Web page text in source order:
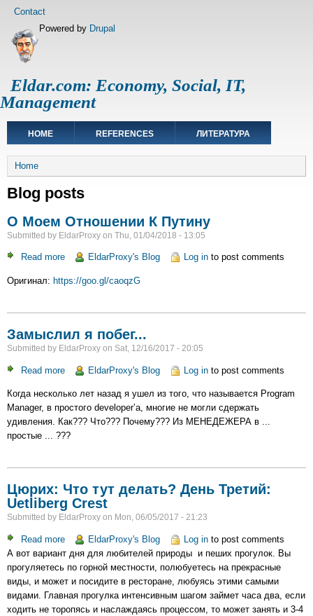
Skip
main
content
Footer
Contact
Eldar.com: Economy, Social, IT,
Management
Powered by Drupal
Main
navigation
HOME REFERENCES ЛИТЕРАТУРА
Breadcrumb
Home
Blog posts
О Моем Отношении К Путину
Submitted by EldarProxy on Thu, 01/04/2018 - 13:05
Read more about
Моем
К
EldarProxy's Blog Log into post comments
Оригинал: https://goo.gl/caoqzG
Замыслил я побег...
Submitted by EldarProxy on Sat, 12/16/2017 - 20:05
Read more about
я
побег...
EldarProxy's Blog Log into post comments
Когда несколько лет назад я ушел из того, что называется Program
Manager, в простого developer’а, многие не могли сдержать
удивления. Как??? Что??? Почему??? Из МЕНЕДЕЖЕРА в ...
простые ... ???
Цюрих: Что тут делать? День Третий:
Uetliberg Crest
Submitted by EldarProxy on Mon, 06/05/2017 - 21:23
Read more about
Цюрих:
Что
тут
делать?
День
EldarProxy's Blog Log into post comments
А вот вариант дня для любителей природы и пеших прогулок. Вы
прогуляетесь по горной местности, полюбуетесь на прекрасные
виды, и может и посидите в ресторане, любуясь этими самыми
видами. Главная прогулка интенсивным шагом займет часа два, если
ходить не торопясь и наслаждаясь процессом, то может занять и 3-4